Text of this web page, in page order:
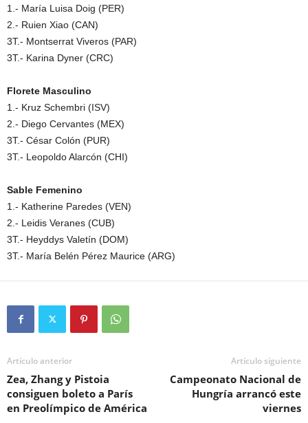
1.- María Luisa Doig (PER)
2.- Ruien Xiao (CAN)
3T.- Montserrat Viveros (PAR)
3T.- Karina Dyner (CRC)
Florete Masculino
1.- Kruz Schembri (ISV)
2.- Diego Cervantes (MEX)
3T.- César Colón (PUR)
3T.- Leopoldo Alarcón (CHI)
Sable Femenino
1.- Katherine Paredes (VEN)
2.- Leidis Veranes (CUB)
3T.- Heyddys Valetín (DOM)
3T.- María Belén Pérez Maurice (ARG)
Artículo anterior
Zea, Zhang y Pistoia
consiguen boleto a París
en Preolímpico de América
Artículo siguiente
Campeonato Nacional de
Hungría arrancó este
viernes